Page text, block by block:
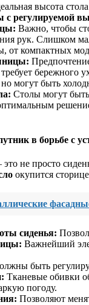
высота
с регулируемой
Важно, чтобы
рук. Слишком
от компактных
бережного
но могут быть
Столы могут
в борьбе с
это не просто
окупится
сиденья:
Важнейший
быть
Тканевые обивки
погоду.
Позволяют